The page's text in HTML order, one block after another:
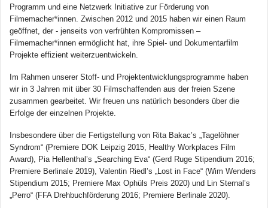
Programm und eine Netzwerk Initiative zur Förderung von
Filmemacher*innen. Zwischen 2012 und 2015 haben wir einen Raum
geöffnet, der - jenseits von verfrühten Kompromissen –
Filmemacher*innen ermöglicht hat, ihre Spiel- und Dokumentarfilm
Projekte effizient weiterzuentwickeln.
Im Rahmen unserer Stoff- und Projektentwicklungsprogramme haben
wir in 3 Jahren mit über 30 Filmschaffenden aus der freien Szene
zusammen gearbeitet. Wir freuen uns natürlich besonders über die
Erfolge der einzelnen Projekte.
Insbesondere über die Fertigstellung von Rita Bakac’s „Tagelöhner
Syndrom“ (Premiere DOK Leipzig 2015, Healthy Workplaces Film
Award), Pia Hellenthal’s „Searching Eva“ (Gerd Ruge Stipendium 2016;
Premiere Berlinale 2019), Valentin Riedl’s „Lost in Face“ (Wim Wenders
Stipendium 2015; Premiere Max Ophüls Preis 2020) und Lin Sternal’s
„Perro“ (FFA Drehbuchförderung 2016; Premiere Berlinale 2020).